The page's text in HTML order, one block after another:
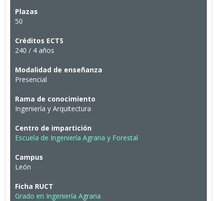
Plazas
50
Créditos ECTS
240 / 4 años
Modalidad de enseñanza
Presencial
Rama de conocimiento
Ingeniería y Arquitectura
Centro de impartición
Escuela de Ingeniería Agraria y Forestal
Campus
León
Ficha RUCT
Grado en Ingeniería Agraria